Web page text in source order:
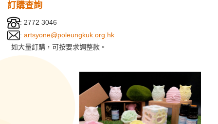
訂購查詢
: 2772 3046
: artsyone@poleungkuk.org.hk
如大量訂購，可按要求調整款。